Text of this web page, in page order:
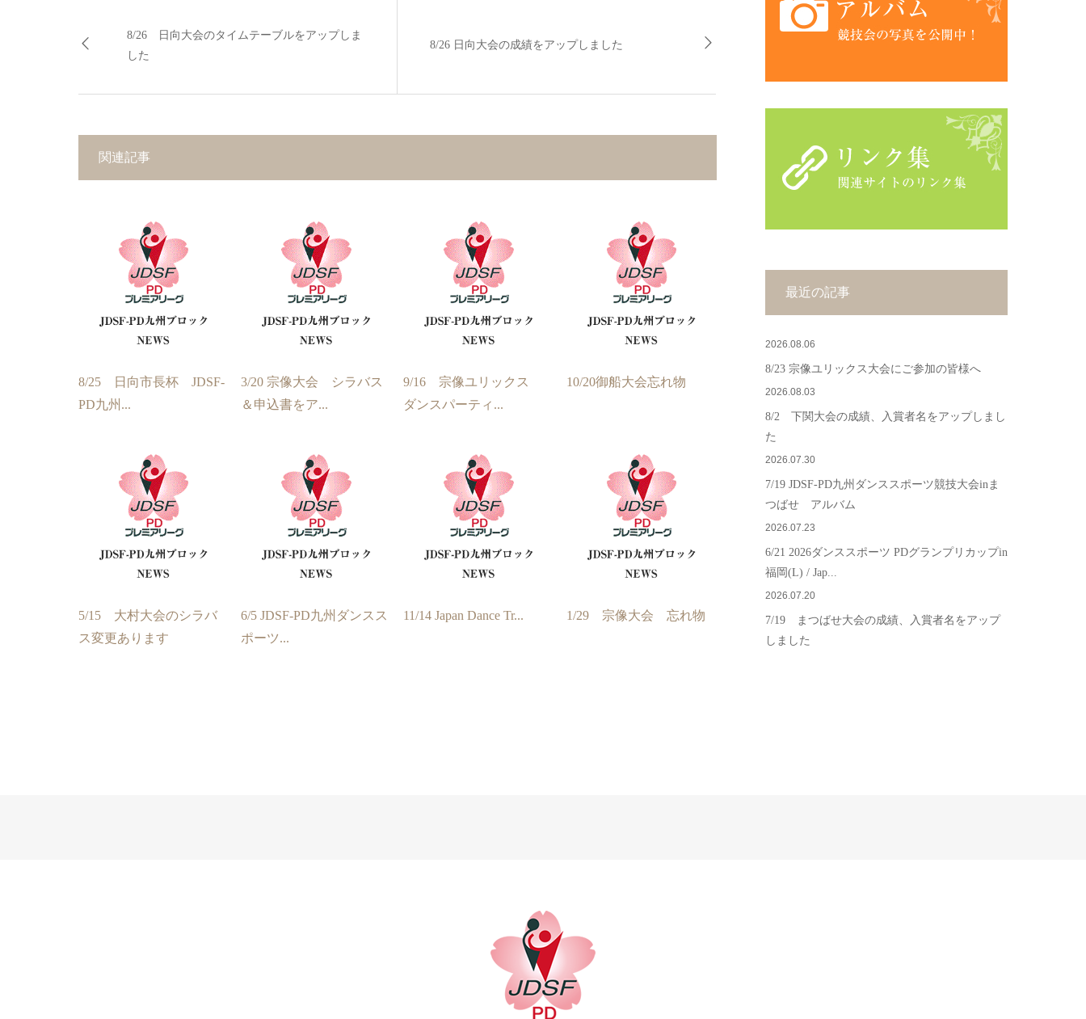
8/26 日向大会のタイムテーブルをアップしま
した
8/26 日向大会の成績をアップしました
関連記事
8/25 日向市長杯 JDSF-
PD九州...
3/20 宗像大会 シラバス
＆申込書をア...
9/16 宗像ユリックス
ダンスパーティ...
10/20御船大会忘れ物
5/15 大村大会のシラバ
ス変更あります
6/5 JDSF-PD九州ダンスス
ポーツ...
11/14 Japan Dance Tr... 1/29 宗像大会 忘れ物
最近の記事
2026.08.06
8/23 宗像ユリックス大会にご参加の皆様へ
2026.08.03
8/2 下関大会の成績、入賞者名をアップしまし
た
2026.07.30
7/19 JDSF-PD九州ダンススポーツ競技大会inま
つばせ アルバム
2026.07.23
6/21 2026ダンススポーツ PDグランプリカップin
福岡(L) / Jap...
2026.07.20
7/19 まつばせ大会の成績、入賞者名をアップ
しました